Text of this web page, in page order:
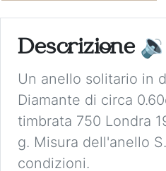
Descrizione 🔉
Un anello solitario in
Diamante di circa
timbrata 750 Londra
g. Misura dell'anello
condizioni.